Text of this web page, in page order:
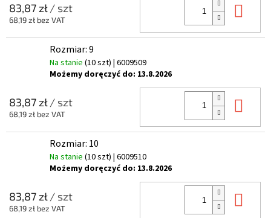
83,87 zł/ szt
68,19 zł bez VAT
Rozmiar: 9
Na stanie (10 szt) | 6009509
Możemy doręczyć do: 13.8.2026
83,87 zł/ szt
68,19 zł bez VAT
Rozmiar: 10
Na stanie (10 szt) | 6009510
Możemy doręczyć do: 13.8.2026
83,87 zł/ szt
68,19 zł bez VAT